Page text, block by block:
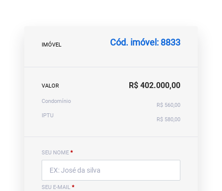
IMÓVEL Cód. imóvel: 8833
VALOR R$ 402.000,00
Condomínio
R$ 560,00
IPTU
R$ 580,00
SEU NOME *
SEU E-MAIL *